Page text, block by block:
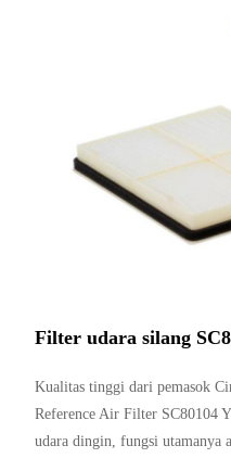
Filter udara silang
Kualitas tinggi dari pemasok
Reference Air Filter SC80104
udara dingin, fungsi utamanya